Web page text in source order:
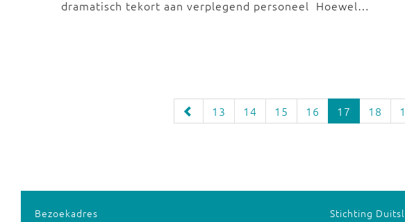
dramatisch tekort aan verplegend personeel Hoewel…
13 14 15 16 17 18
Bezoekadres
Stichting